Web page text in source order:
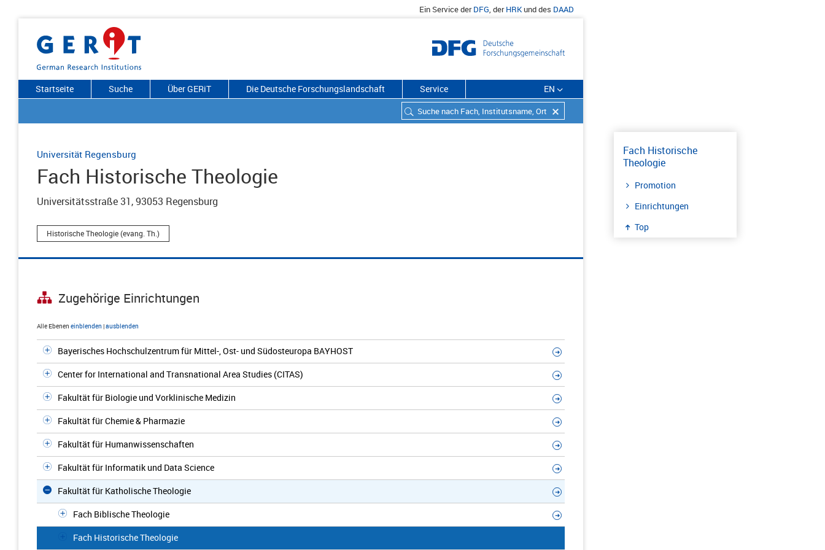
Ein Service derDFG, derHRKund des DAAD
Startseite Suche Über GERiT Die Deutsche Forschungslandschaft Service EN
Fach Historische
Theologie
Promotion
Einrichtungen
Top
Universität Regensburg
Fach Historische Theologie
Universitätsstraße 31, 93053 Regensburg
Historische Theologie (evang. Th.)
Zugehörige Einrichtungen
Alle Ebenen einblenden |ausblenden
Bayerisches Hochschulzentrum für Mittel-, Ost- und Südosteuropa BAYHOST
Center for International and Transnational Area Studies (CITAS)
Fakultät für Biologie und Vorklinische Medizin
Fakultät für Chemie & Pharmazie
Fakultät für Humanwissenschaften
Fakultät für Informatik und Data Science
Fakultät für Katholische Theologie
Fach Biblische Theologie
Fach Historische Theologie